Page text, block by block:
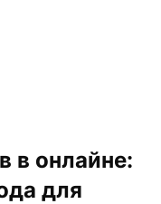
в онлайне:
для